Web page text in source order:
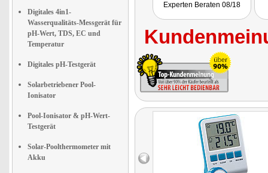
Digitales 4in1-
Wasserqualitäts-Messgerät für
pH-Wert, TDS, EC und
Temperatur
Digitales pH-Testgerät
Solarbetriebener Pool-
Ionisator
Pool-Ionisator & pH-Wert-
Testgerät
Solar-Poolthermometer mit
Akku
Sternen
Fazit: "(...) die Geräte wirken
fehlerfreie Verarbeitung. Die
Funkverbindung zwischen
Thermometer klappte
tadellos (...)"
Experten Beraten 08/18